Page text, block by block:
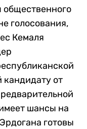
общественного
голосования,
Кемаля
от
шансы на
готовы